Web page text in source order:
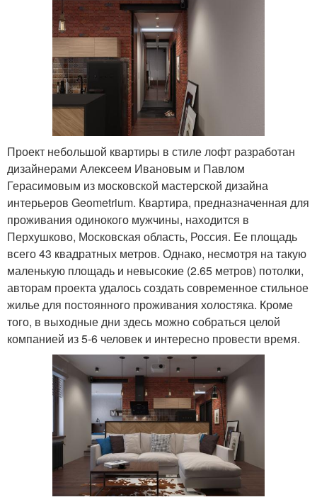
Проект небольшой квартиры в стиле лофт разработан
дизайнерами Алексеем Ивановым и Павлом
Герасимовым из московской мастерской дизайна
интерьеров Geometrium. Квартира, предназначенная для
проживания одинокого мужчины, находится в
Перхушково, Московская область, Россия. Ее площадь
всего 43 квадратных метров. Однако, несмотря на такую
маленькую площадь и невысокие (2.65 метров) потолки,
авторам проекта удалось создать современное стильное
жилье для постоянного проживания холостяка. Кроме
того, в выходные дни здесь можно собраться целой
компанией из 5-6 человек и интересно провести время.